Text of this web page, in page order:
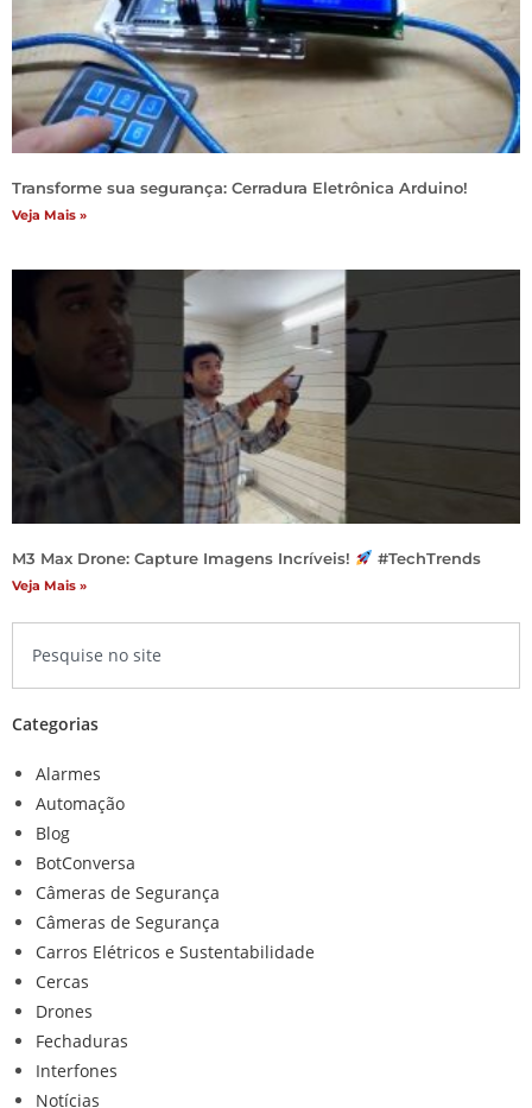
Transforme sua segurança: Cerradura Eletrônica Arduino!
Veja Mais »
M3 Max Drone: Capture Imagens Incríveis! #TechTrends
Veja Mais »
Categorias
Alarmes
Automação
Blog
BotConversa
Câmeras de Segurança
Câmeras de Segurança
Carros Elétricos e Sustentabilidade
Cercas
Drones
Fechaduras
Interfones
Notícias